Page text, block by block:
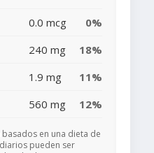
0.0 mcg
0%
240 mg
18%
1.9 mg
11%
560 mg 12%
en una dieta de
pueden ser